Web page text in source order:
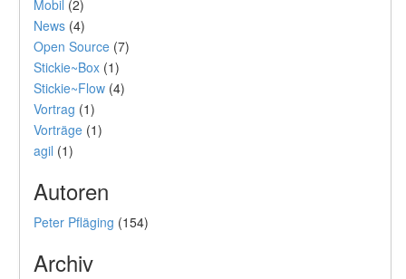
Mobil (2)
News (4)
Open Source (7)
Stickie~Box (1)
Stickie~Flow (4)
Vortrag (1)
Vorträge (1)
agil (1)
Autoren
Peter Pfläging (154)
Archiv